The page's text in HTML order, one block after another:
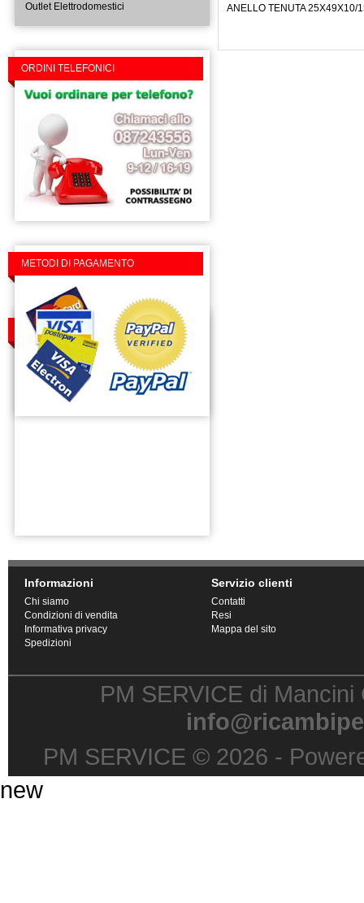
Outlet Elettrodomestici
ORDINI TELEFONICI
METODI DI PAGAMENTO
TROVACI SU FACEBOOK
ANELLO TENUTA 25X49X10/
Informazioni
Chi siamo
Condizioni di vendita
Informativa privacy
Spedizioni
Servizio clienti
Contatti
Resi
Mappa del sito
PM SERVICE di
PM SERVICE © 2026 -
new